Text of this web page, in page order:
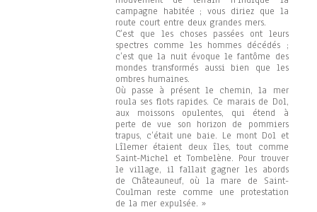
campagne habitée ; vous diriez que la
route court entre deux grandes mers.
C’est que les choses passées ont leurs
spectres comme les hommes décédés ;
c’est que la nuit évoque le fantôme des
mondes transformés aussi bien que les
ombres humaines.
Où passe à présent le chemin, la mer
roula ses flots rapides. Ce marais de Dol,
aux moissons opulentes, qui étend à
perte de vue son horizon de pommiers
trapus, c’était une baie. Le mont Dol et
Lîlemer étaient deux îles, tout comme
Saint-Michel et Tombelène. Pour trouver
le village, il fallait gagner les abords
de Châteauneuf, où la mare de Saint-
Coulman reste comme une protestation
de la mer expulsée. »